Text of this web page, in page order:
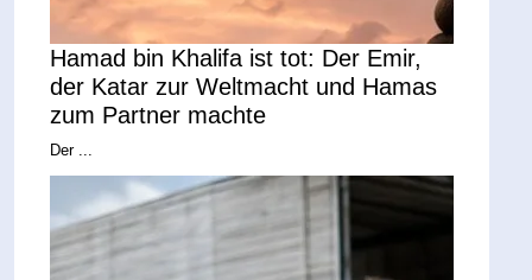
Hamad bin Khalifa ist tot: Der Emir,
der Katar zur Weltmacht und Hamas
zum Partner machte
Der ...